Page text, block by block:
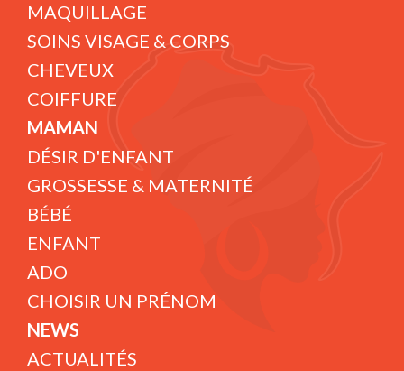
MAQUILLAGE
SOINS VISAGE & CORPS
CHEVEUX
COIFFURE
MAMAN
DÉSIR D'ENFANT
GROSSESSE & MATERNITÉ
BÉBÉ
ENFANT
ADO
CHOISIR UN PRÉNOM
NEWS
ACTUALITÉS